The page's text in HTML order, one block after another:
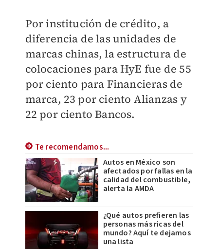
Por institución de crédito, a
diferencia de las unidades de
marcas chinas, la estructura de
colocaciones para HyE fue de 55
por ciento para Financieras de
marca, 23 por ciento Alianzas y
22 por ciento Bancos.
Te recomendamos...
Autos en México son
afectados por fallas en la
calidad del combustible,
alerta la AMDA
¿Qué autos prefieren las
personas más ricas del
mundo? Aquí te dejamos
una lista